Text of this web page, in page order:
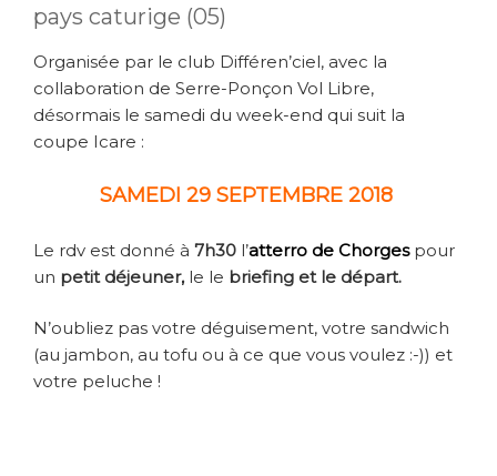
pays caturige (05)
Organisée par le club Différen’ciel, avec la
collaboration de Serre-Ponçon Vol Libre,
désormais le samedi du week-end qui suit la
coupe Icare :
SAMEDI 29 SEPTEMBRE 2018
Le rdv est donné à 7h30 l’atterro de Chorges pour
un petit déjeuner,le le briefing et le départ.
N’oubliez pas votre déguisement, votre sandwich
(au jambon, au tofu ou à ce que vous voulez :-)) et
votre peluche !